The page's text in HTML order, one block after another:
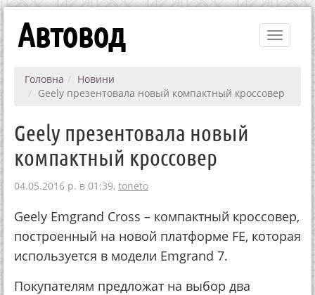
Toggle
Автовод
Головна
Новини
Geely презентовала новый компактный кроссовер
Geely презентовала новый
компактный кроссовер
04.05.2016 р. в 01:39, toneto
Geely Emgrand Cross – компактный кроссовер,
построенный на новой платформе FE, которая
используется в модели Emgrand 7.
Покупателям предложат на выбор два